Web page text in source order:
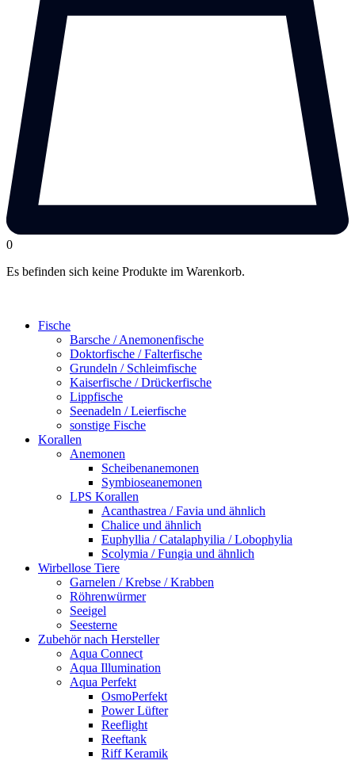
0
Es befinden sich keine Produkte im Warenkorb.
Fische
Barsche / Anemonenfische
Doktorfische / Falterfische
Grundeln / Schleimfische
Kaiserfische / Drückerfische
Lippfische
Seenadeln / Leierfische
sonstige Fische
Korallen
Anemonen
Scheibenanemonen
Symbioseanemonen
LPS Korallen
Acanthastrea / Favia und ähnlich
Chalice und ähnlich
Euphyllia / Catalaphyilia / Lobophylia
Scolymia / Fungia und ähnlich
Wirbellose Tiere
Garnelen / Krebse / Krabben
Röhrenwürmer
Seeigel
Seesterne
Zubehör nach Hersteller
Aqua Connect
Aqua Illumination
Aqua Perfekt
OsmoPerfekt
Power Lüfter
Reeflight
Reeftank
Riff Keramik